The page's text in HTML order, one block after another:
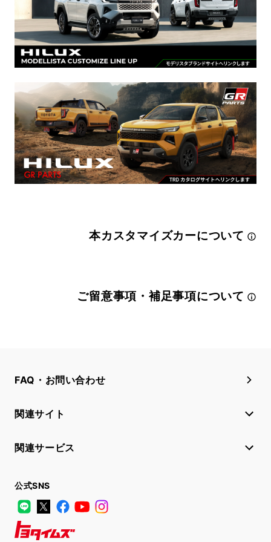
本カスタマイズカーについて
ご留意事項・補足事項について
FAQ・お問い合わせ
関連サイト
関連サービス
公式SNS
LINE
X FacebookYouTube